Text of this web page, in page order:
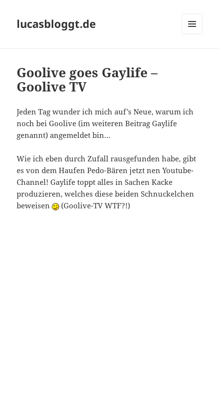
lucasbloggt.de
Goolive goes Gaylife –
Goolive TV
Jeden Tag wunder ich mich auf’s Neue, warum ich
noch bei Goolive (im weiteren Beitrag Gaylife
genannt) angemeldet bin…
Wie ich eben durch Zufall rausgefunden habe, gibt
es von dem Haufen Pedo-Bären jetzt nen Youtube-
Channel! Gaylife toppt alles in Sachen Kacke
produzieren, welches diese beiden Schnuckelchen
beweisen
(Goolive-TV WTF?!)